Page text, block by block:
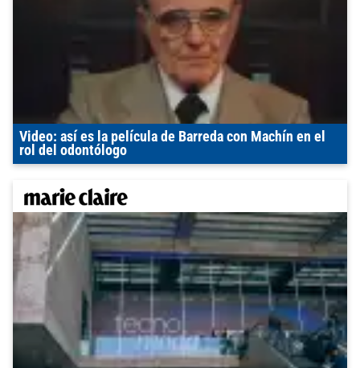
Video: así es la película de Barreda con Machín en el
rol del odontólogo